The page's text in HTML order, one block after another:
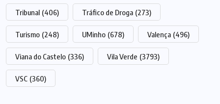
Tribunal (406) Tráfico de Droga (273)
Turismo (248) UMinho (678) Valença (496)
Viana do Castelo (336) Vila Verde (3793)
VSC (360)